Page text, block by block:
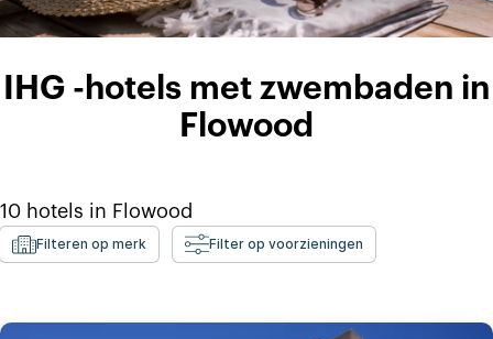
IHG -hotels met zwembaden in
Flowood
10 hotels in Flowood
Filteren op merk Filter op voorzieningen